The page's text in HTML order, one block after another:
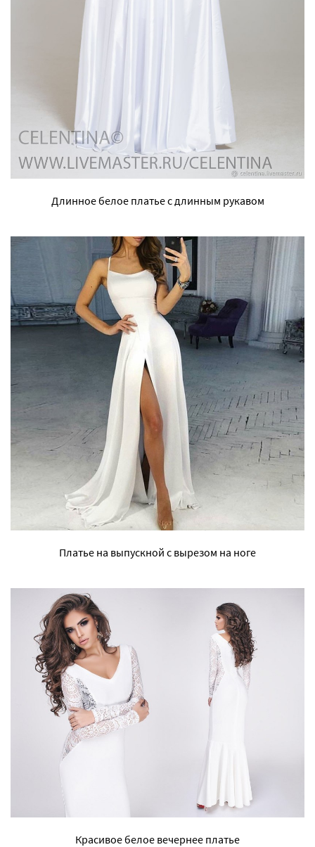
Длинное белое платье с длинным рукавом
Платье на выпускной с вырезом на ноге
Красивое белое вечернее платье